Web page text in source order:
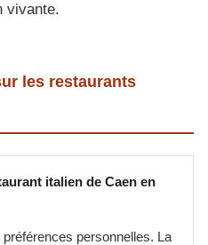
vivante.
les restaurants
italien de Caen en
personnelles. La